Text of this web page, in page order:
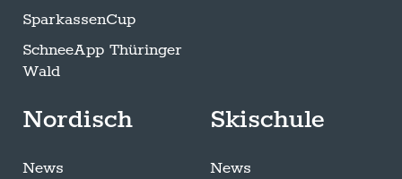
SparkassenCup
SchneeApp Thüringer
Wald
Nordisch
News
Skischule
News